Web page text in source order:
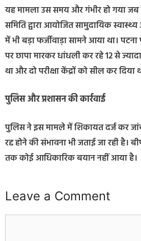
यह मामला उस समय और गंभीर हो गया जब
समिति द्वारा आयोजित सामुदायिक स्वास्थ्य
में भी बड़ा फर्जीवाड़ा सामने आया था। पटना
पर छापा मारकर धांधली कर रहे 12 से
था और दो परीक्षा केंद्रों को सील कर दिया
पुलिस और प्रशासन की कार्रवाई
पुलिस ने इस मामले में शिकायत दर्ज कर
रद्द होने की संभावना भी जताई जा रही
तक कोई आधिकारिक बयान नहीं आया है।
Leave a Comment